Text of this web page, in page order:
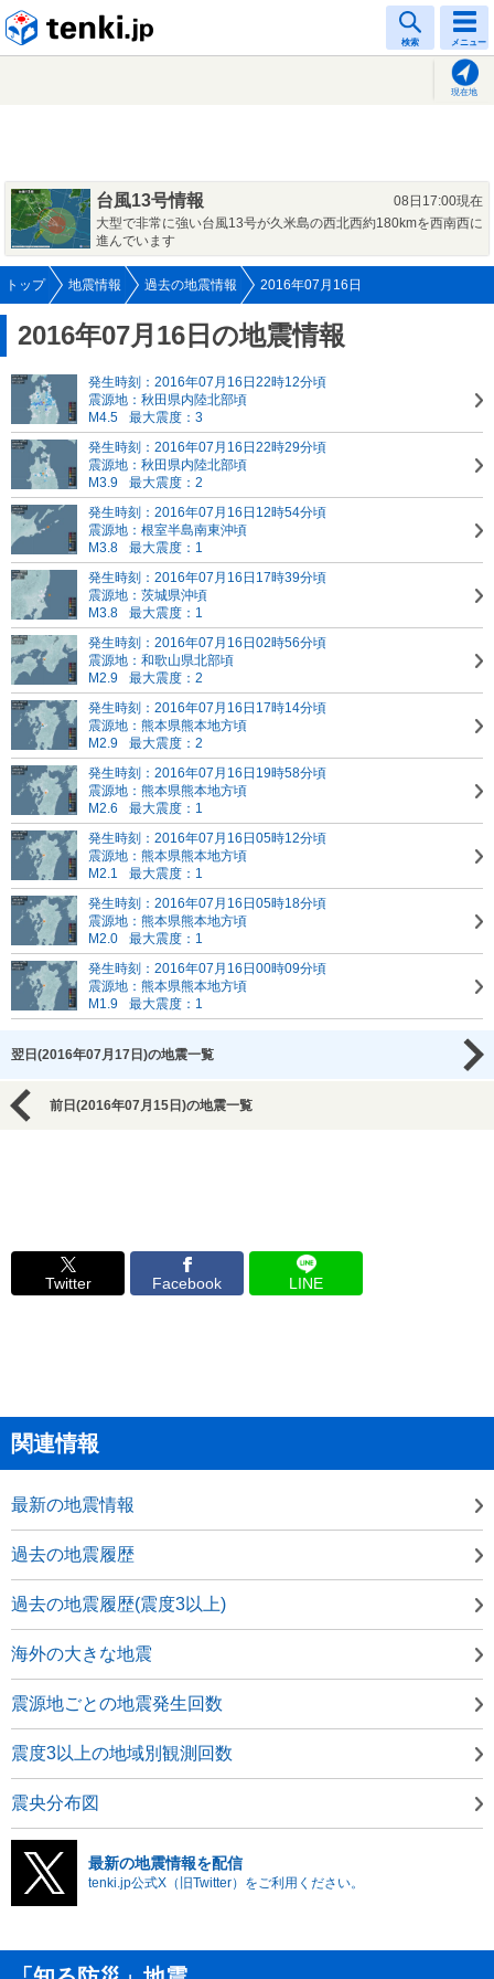
検索 メニュー
現在地
台風13号情報
08日17:00現在
大型で非常に強い台風13号が久米島の西北西約180kmを西南西に
進んでいます
トップ 地震情報 過去の地震情報 2016年07月16日
2016年07月16日の地震情報
発生時刻：2016年07月16日22時12分頃
震源地：秋田県内陸北部頃
M4.5
最大震度：3
発生時刻：2016年07月16日22時29分頃
震源地：秋田県内陸北部頃
M3.9
最大震度：2
発生時刻：2016年07月16日12時54分頃
震源地：根室半島南東沖頃
M3.8
最大震度：1
発生時刻：2016年07月16日17時39分頃
震源地：茨城県沖頃
M3.8
最大震度：1
発生時刻：2016年07月16日02時56分頃
震源地：和歌山県北部頃
M2.9
最大震度：2
発生時刻：2016年07月16日17時14分頃
震源地：熊本県熊本地方頃
M2.9
最大震度：2
発生時刻：2016年07月16日19時58分頃
震源地：熊本県熊本地方頃
M2.6
最大震度：1
発生時刻：2016年07月16日05時12分頃
震源地：熊本県熊本地方頃
M2.1
最大震度：1
発生時刻：2016年07月16日05時18分頃
震源地：熊本県熊本地方頃
M2.0
最大震度：1
発生時刻：2016年07月16日00時09分頃
震源地：熊本県熊本地方頃
M1.9
最大震度：1
翌日(2016年07月17日)の地震一覧
前日(2016年07月15日)の地震一覧
Twitter Facebook LINE
関連情報
最新の地震情報
過去の地震履歴
過去の地震履歴(震度3以上)
海外の大きな地震
震源地ごとの地震発生回数
震度3以上の地域別観測回数
震央分布図
最新の地震情報を配信
tenki.jp公式X（旧Twitter）をご利用ください。